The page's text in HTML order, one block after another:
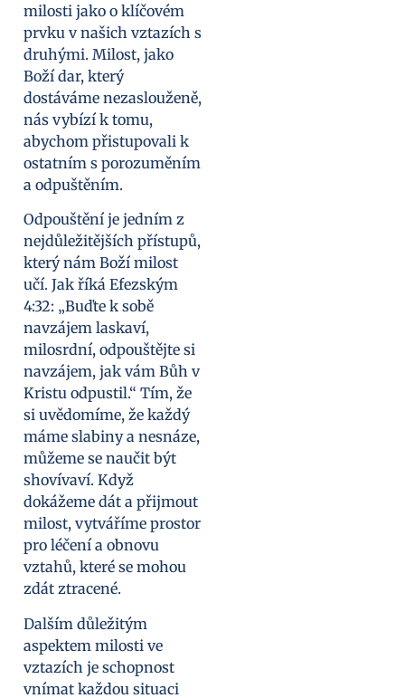
milosti jako o klíčovém
prvku v našich vztazích s
druhými. Milost, jako
Boží dar, který
dostáváme nezaslouženě,
nás vybízí k tomu,
abychom přistupovali k
ostatním s porozuměním
a odpuštěním.
Odpouštění je jedním z
nejdůležitějších přístupů,
který nám Boží milost
učí. Jak říká Efezským
4:32: „Buďte k sobě
navzájem laskaví,
milosrdní, odpouštějte si
navzájem, jak vám Bůh v
Kristu odpustil.“ Tím, že
si uvědomíme, že každý
máme slabiny a nesnáze,
můžeme se naučit být
shovívaví. Když
dokážeme dát a přijmout
milost, vytváříme prostor
pro léčení a obnovu
vztahů, které se mohou
zdát ztracené.
Dalším důležitým
aspektem milosti ve
vztazích je schopnost
vnímat každou situaci